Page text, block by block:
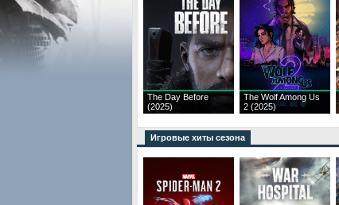
The Day Before
(2025)
The Wolf Among Us
2 (2025)
Игровые хиты сезона